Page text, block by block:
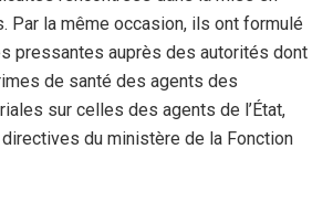
Par la même occasion, ils ont formulé
pressantes auprès des autorités dont
de santé des agents des
sur celles des agents de l’État,
du ministère de la Fonction